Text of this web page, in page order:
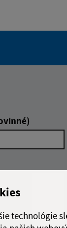
technológie